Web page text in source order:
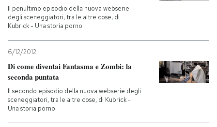
Il penultimo episodio della nuova webserie
degli sceneggiatori, tra le altre cose, di
Kubrick - Una storia porno
6/12/2012
Di come diventai Fantasma e Zombi: la
seconda puntata
Il secondo episodio della nuova webserie degli
sceneggiatori, tra le altre cose, di Kubrick -
Una storia porno